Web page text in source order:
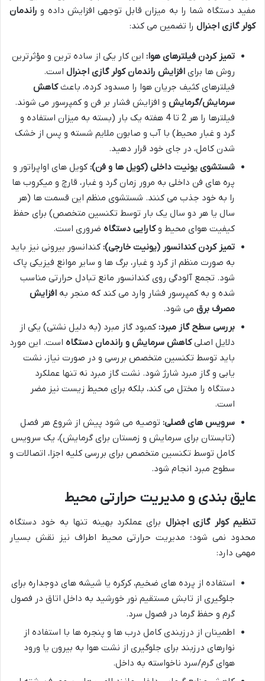
مفید دستگاه شما را به میزان قابل توجهی افزایش داده و راندمان
کولر گازی اجنرال را تضمین می کند:
تمیز کردن فیلترهای هوا: این کار یکی از ساده ترین و مؤثرترین
روش ها برای افزایش راندمان کولر گازی اجنرال است.
فیلترهای کثیف جریان هوا را مسدود کرده، باعثکاهش
سرمایش/گرمایش و افزایش فشار بر فن و کمپرسور می شوند.
فیلترها را هر 2 تا 4 هفته یک بار (بسته به میزان استفاده و
گرد و غبار محیط) با آب و صابون ملایم شسته و پس از خشک
شدن کامل، در جای خود قرار دهید.
شستشوی یونیت داخلی (کویل ها و فن): کویل های اواپراتور و
پره های فن داخلی به مرور زمان گرد و غبار، قارچ و میکروب ها
را به خود جذب می کنند. شستشوی منظم این قسمت ها (هر
سال یا هر دو سال یک بار توسط تکنسین متخصص) برای حفظ
کیفیت هوای محیط وکارایی دستگاه ضروری است.
تمیز کردن کندانسور (یونیت خارجی): کندانسور بیرونی نیز باید
به صورت منظم از گرد و غبار، برگ ها و سایر موانع فیزیکی پاک
شود. تجمع آلودگی روی کندانسور مانع تبادل حرارتی مناسب
شده و به کمپرسور فشار وارد می کند که منجر به افزایش
مصرف برق می شود.
بررسی سطح گاز مبرد: کمبود گاز مبرد (به دلیل نشتی) یکی از
دلایل اصلیکاهش سرمایش و راندمان دستگاه است. این مورد
باید توسط تکنسین متخصص بررسی و در صورت نیاز، نشت
یابی و گاز مبرد شارژ شود. نشت گاز مبرد نه تنها عملکرد
دستگاه را مختل می کند، بلکه برای محیط زیست نیز مضر
است.
سرویس های فصلی: توصیه می شود پیش از شروع هر فصل
(تابستان برای سرمایش و زمستان برای گرمایش)، یک سرویس
کامل توسط تکنسین متخصص برای بررسی کلیه اجزا، اتصالات و
سطوح مبرد انجام شود.
عایق بندی و مدیریت حرارتی محیط
تنظیم کولر گازی اجنرال برای عملکرد بهینه تنها به خود دستگاه
محدود نمی شود؛ مدیریت حرارتی محیط اطراف نیز نقش بسیار
مهمی دارد:
استفاده از پرده های ضخیم، کرکره یا شیشه های دوجداره برای
جلوگیری از تابش مستقیم نور خورشید به داخل اتاق در فصول
گرم و حفظ گرما در فصول سرد.
اطمینان از درزبندی کامل درب ها و پنجره ها با استفاده از
نوارهای درزبند برای جلوگیری از نشت هوا به بیرون یا ورود
هوای گرم/سرد ناخواسته به داخل.